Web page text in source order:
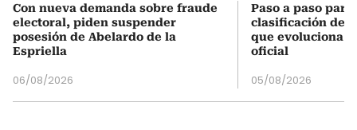
Con nueva demanda sobre fraude
electoral, piden suspender
posesión de Abelardo de la
Espriella
06/08/2026
Paso a paso
clasificación del
que evoluciona
oficial
05/08/2026